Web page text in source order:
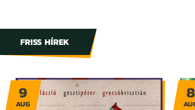
FRISS HÍREK
9
AUG
8